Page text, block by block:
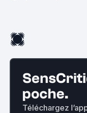
poche.
Téléchargez